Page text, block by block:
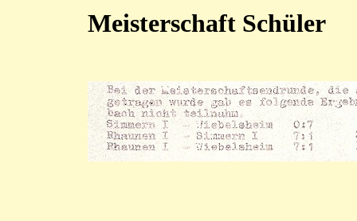
Meisterschaft Schüler